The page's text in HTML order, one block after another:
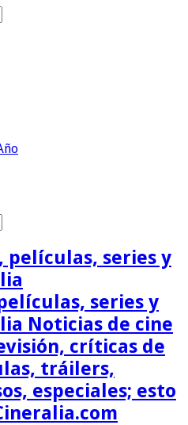
series y
Noticias de cine
críticas de
tráilers,
especiales; esto